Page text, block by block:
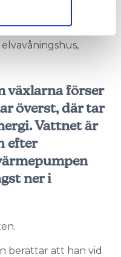
en
som hade
växlarna förser
överst, där tar
Vattnet är
efter
ner i
berättar att han vid